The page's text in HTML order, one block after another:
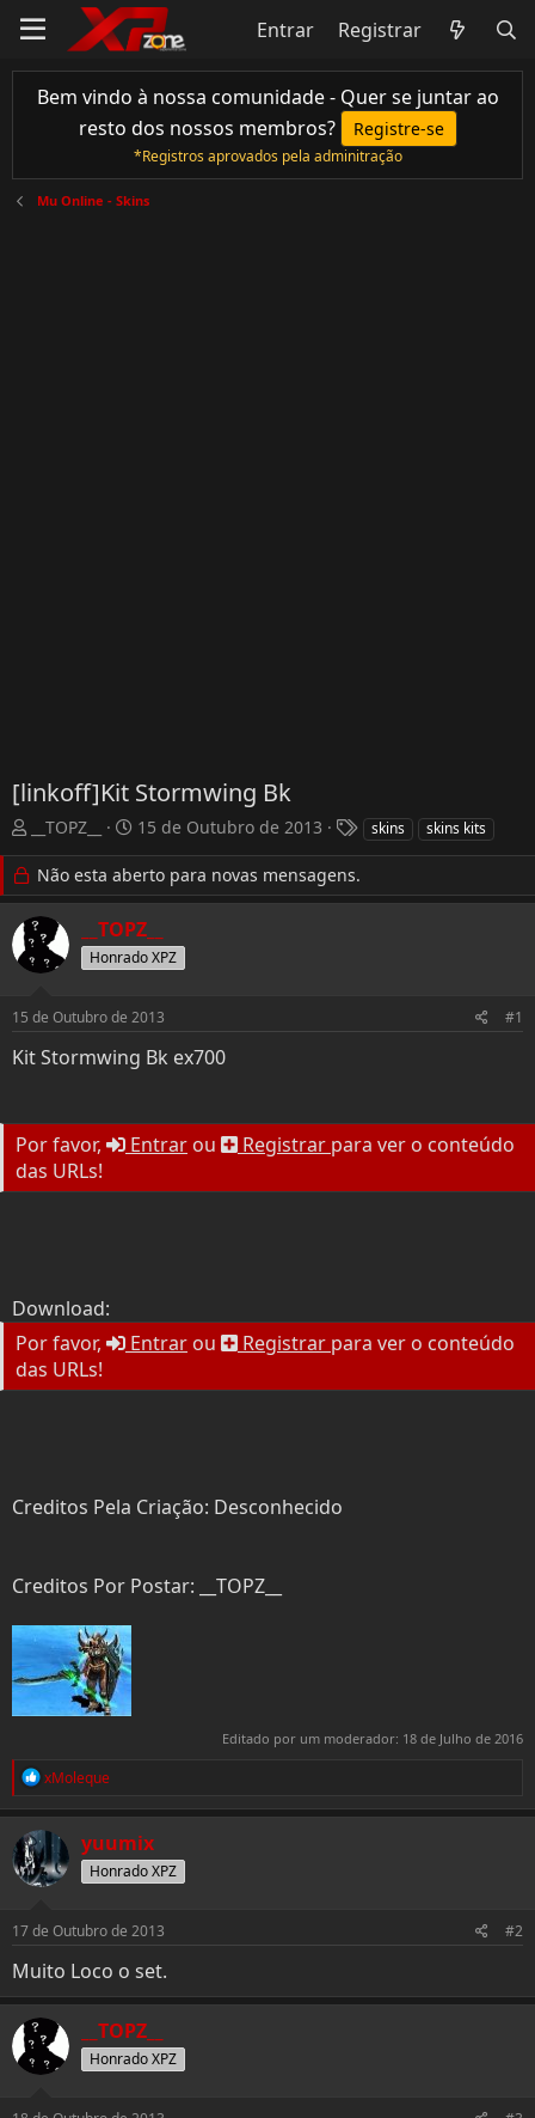
Entrar Registrar
Bem vindo à nossa comunidade - Quer se juntar ao
resto dos nossos membros?
Registre-se
*Registros aprovados pela adminitração
Mu Online - Skins
[linkoff]Kit Stormwing Bk
e
a
d
s
a
r
t
__TOPZ__
D
t
a
d
e
I
í
c
i
o
15 de Outubro de 2013
T
a
s
skins skins kits
Não esta aberto para novas mensagens.
__TOPZ__
Honrado XPZ
15 de Outubro de 2013 #1
Kit Stormwing Bk ex700
Por favor, Entrar ou Registrar para ver o conteúdo
das URLs!
Download:
Por favor,
Entrar ou Registrar para ver o conteúdo
das URLs!
Creditos Pela Criação: Desconhecido
Creditos Por Postar: __TOPZ__
Editado por um moderador: 18 de Julho de 2016
R
a
c
t
i
o
s
:
xMoleque
yuumix
Honrado XPZ
17 de Outubro de 2013 #2
Muito Loco o set.
__TOPZ__
Honrado XPZ